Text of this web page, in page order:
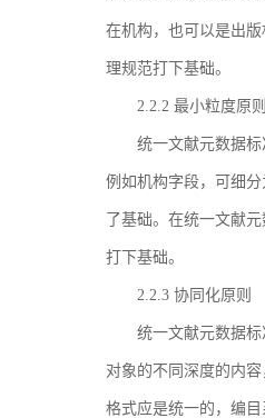
在机构，也可以是出
理规范打下基础。
2.2.2 最小粒度原
统一文献元数据
例如机构字段，可细
了基础。在统一文献
打下基础。
2.2.3 协同化原则
统一文献元数据
对象的不同深度的内
格式应是统一的，编